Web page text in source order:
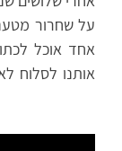
על שחרור
אחד אוכל
אותנו לסלוח